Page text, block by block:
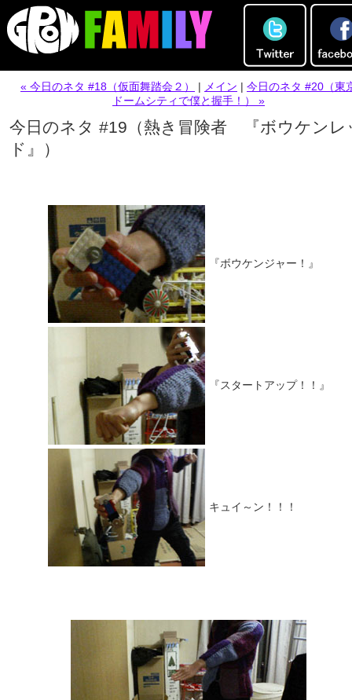
« 今日のネタ #18（仮面舞踏会２） | メイン | 今日のネタ #20（東
ドームシティで僕と握手！） »
今日のネタ #19（熱き冒険者 『ボウケンレ
ド』）
『ボウケンジャー！』
『スタートアップ！！』
キュイ～ン！！！